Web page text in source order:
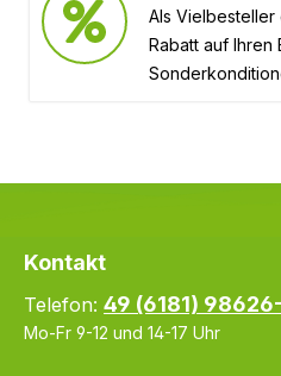
Als Vielbesteller
Rabatt auf Ihren
Kontakt
Telefon: 49 (6181)
Mo-Fr 9-12 und 14-17 Uhr